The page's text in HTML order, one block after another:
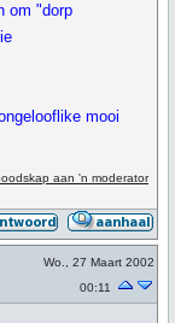
om "dorp
mooi
aan 'n moderator
Wo., 27 Maart 2002
00:11